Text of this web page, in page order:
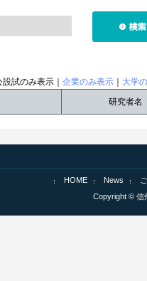
設試のみ表示｜ 企業のみ表示
大学
研究者名
HOME News
Copyright © 信